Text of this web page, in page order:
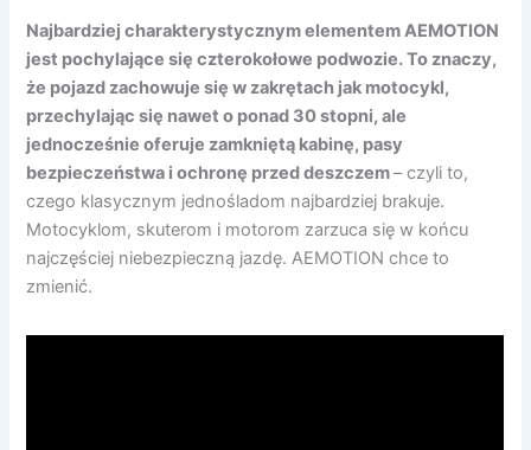
Najbardziej charakterystycznym elementem AEMOTION
jest pochylające się czterokołowe podwozie. To znaczy,
że pojazd zachowuje się w zakrętach jak motocykl,
przechylając się nawet o ponad 30 stopni, ale
jednocześnie oferuje zamkniętą kabinę, pasy
bezpieczeństwa i ochronę przed deszczem– czyli to,
czego klasycznym jednośladom najbardziej brakuje.
Motocyklom, skuterom i motorom zarzuca się w końcu
najczęściej niebezpieczną jazdę. AEMOTION chce to
zmienić.